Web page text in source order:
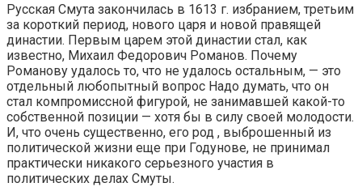
Русская Смута закончилась в 1613 г. избранием, третьим
за короткий период, нового царя и новой правящей
династии. Первым царем этой династии стал, как
известно, Михаил Федорович Романов. Почему
Романову удалось то, что не удалось остальным, — это
отдельный любопытный вопрос Надо думать, что он
стал компромиссной фигурой, не занимавшей какой-то
собственной позиции — хотя бы в силу своей молодости.
И, что очень существенно, его род , выброшенный из
политической жизни еще при Годунове, не принимал
практически никакого серьезного участия в
политических делах Смуты.